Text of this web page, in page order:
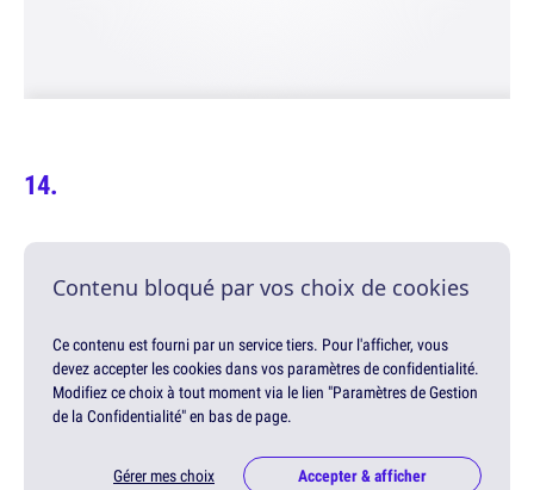
Contenu bloqué par vos choix de cookies
Ce contenu est fourni par un service tiers. Pour l'afficher, vous
devez accepter les cookies dans vos paramètres de confidentialité.
Modifiez ce choix à tout moment via le lien "Paramètres de Gestion
de la Confidentialité" en bas de page.
Gérer mes choix Accepter & afficher